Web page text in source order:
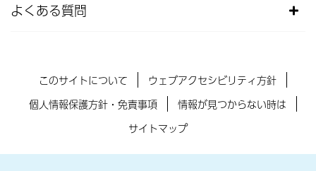
よくある質問
このサイトについて
ウェブアクセシビリティ方針
個人情報保護方針・免責事項
情報が見つからない時は
サイトマップ